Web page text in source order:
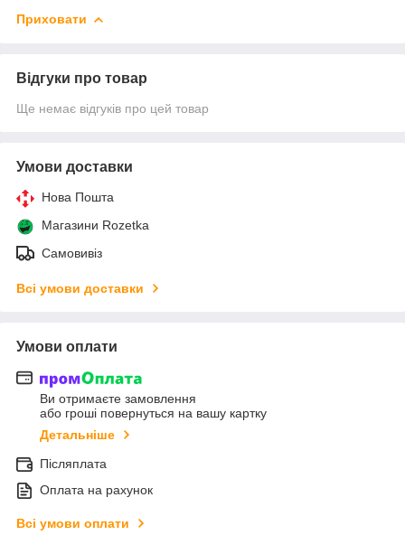
Приховати
Відгуки про товар
Ще немає відгуків про цей товар
Умови доставки
Нова Пошта
Магазини Rozetka
Самовивіз
Всі умови доставки
Умови оплати
Ви отримаєте замовлення
або гроші повернуться на вашу картку
Детальніше
Післяплата
Оплата на рахунок
Всі умови оплати